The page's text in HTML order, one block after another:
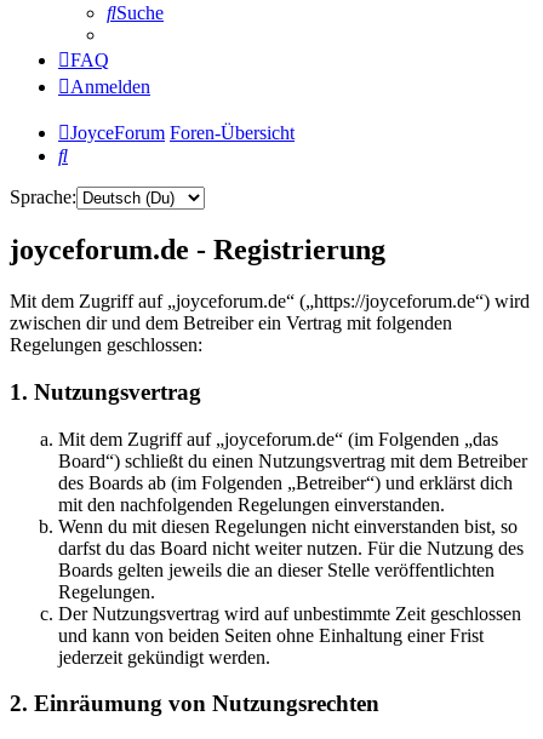
Suche
FAQ
Anmelden
JoyceForum Foren-Übersicht
Suche
Sprache:
joyceforum.de - Registrierung
Mit dem Zugriff auf „joyceforum.de“ („https://joyceforum.de“) wird
zwischen dir und dem Betreiber ein Vertrag mit folgenden
Regelungen geschlossen:
1. Nutzungsvertrag
Mit dem Zugriff auf „joyceforum.de“ (im Folgenden „das
Board“) schließt du einen Nutzungsvertrag mit dem Betreiber
des Boards ab (im Folgenden „Betreiber“) und erklärst dich
mit den nachfolgenden Regelungen einverstanden.
Wenn du mit diesen Regelungen nicht einverstanden bist, so
darfst du das Board nicht weiter nutzen. Für die Nutzung des
Boards gelten jeweils die an dieser Stelle veröffentlichten
Regelungen.
Der Nutzungsvertrag wird auf unbestimmte Zeit geschlossen
und kann von beiden Seiten ohne Einhaltung einer Frist
jederzeit gekündigt werden.
2. Einräumung von Nutzungsrechten